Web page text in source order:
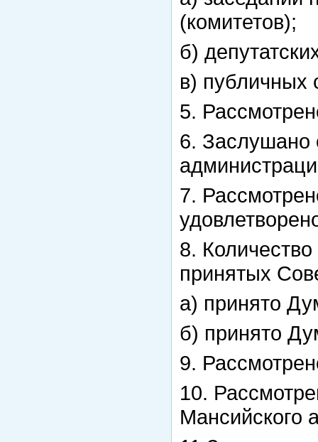
(комитетов);
б)
в) публичных
5.
6. Заслушано
7.
8.
принятых
а) принято
б) принято
9.
10.
Мансийского